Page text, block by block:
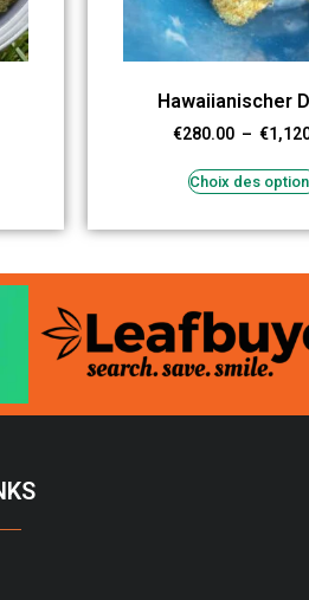
Hawaiianischer
€280.00 – €
Choix des